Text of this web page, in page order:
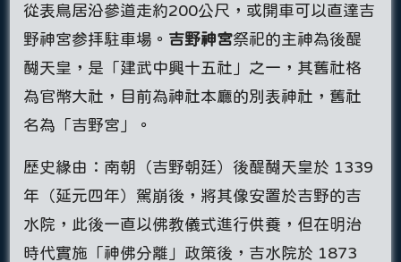
從表鳥居沿參道走約200公尺，或開車可以直達吉
野神宮参拝駐車場。 吉野神宮祭祀的主神為後醍
醐天皇，是「建武中興十五社」之一，其舊社格
為官幣大社，目前為神社本廳的別表神社，舊社
名為「吉野宮」。
歷史緣由：南朝（吉野朝廷）後醍醐天皇於 1339
年（延元四年）駕崩後，將其像安置於吉野的吉
水院，此後一直以佛教儀式進行供養，但在明治
時代實施「神佛分離」政策後，吉水院於 1873